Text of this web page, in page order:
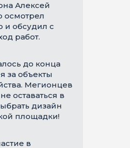
Алексей
осмотрел
и обсудил с
работ.
до конца
за объекты
Мегионцев
оставаться в
дизайн
площадки!
в